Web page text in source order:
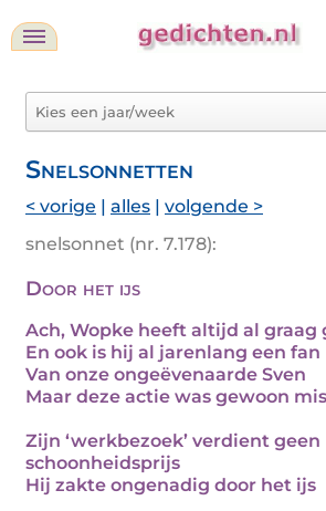
Snelsonnetten
< vorige | alles | volgende >
snelsonnet (nr. 7.178):
Door het ijs
Ach, Wopke heeft altijd al graag
En ook is hij al jarenlang een fan
Van onze ongeëvenaarde Sven
Maar deze actie was gewoon
Zijn ‘werkbezoek’ verdient geen
schoonheidsprijs
Hij zakte ongenadig door het ijs